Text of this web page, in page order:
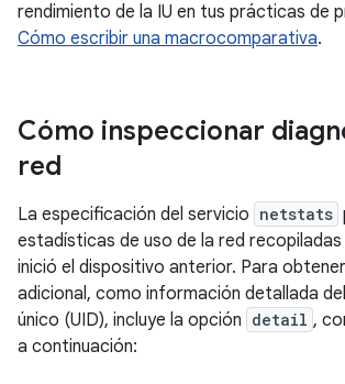
rendimiento de la IU en tus prácticas de
Cómo escribir una macrocomparativa.
Cómo inspeccionar
red
La especificación del servicio netstats
estadísticas de uso de la red recopiladas
inició el dispositivo anterior. Para
adicional, como información detallada
único (UID), incluye la opción detail ,
a continuación: